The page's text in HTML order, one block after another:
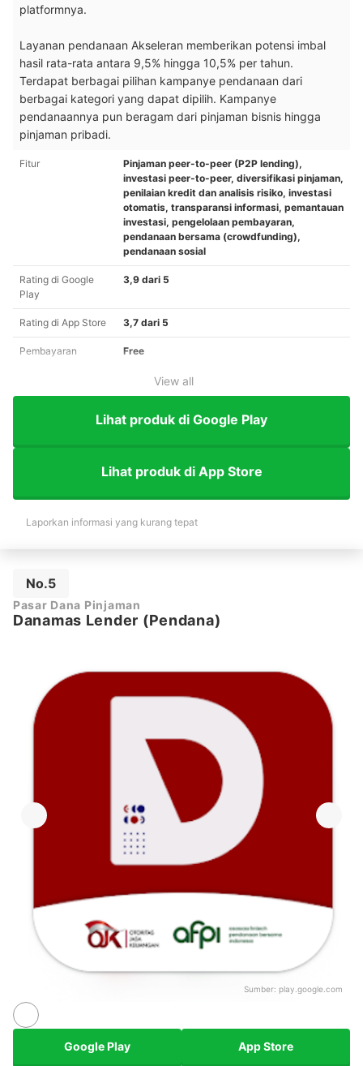
platformnya.
Layanan pendanaan Akseleran memberikan potensi imbal
hasil rata-rata antara 9,5% hingga 10,5% per tahun.
Terdapat berbagai pilihan kampanye pendanaan dari
berbagai kategori yang dapat dipilih. Kampanye
pendanaannya pun beragam dari pinjaman bisnis hingga
pinjaman pribadi.
Fitur
Pinjaman peer-to-peer (P2P lending),
investasi peer-to-peer, diversifikasi pinjaman,
penilaian kredit dan analisis risiko, investasi
otomatis, transparansi informasi, pemantauan
investasi, pengelolaan pembayaran,
pendanaan bersama (crowdfunding),
pendanaan sosial
Rating di Google
Play
3,9 dari 5
Rating di App Store 3,7 dari 5
Pembayaran Free
View all
Lihat produk di Google Play
Lihat produk di App Store
Laporkan informasi yang kurang tepat
No.5
Pasar Dana Pinjaman
Danamas Lender (Pendana)
Sumber: play.google.com
Google Play App Store